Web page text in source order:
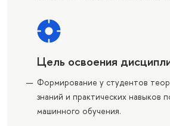
Цель освоения
Формирование у студентов
знаний и практических навыков
машинного обучения.